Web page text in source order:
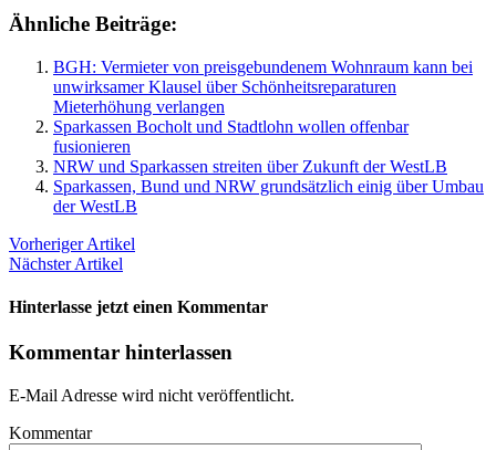
Ähnliche Beiträge:
BGH: Vermieter von preisgebundenem Wohnraum kann bei
unwirksamer Klausel über Schönheitsreparaturen
Mieterhöhung verlangen
Sparkassen Bocholt und Stadtlohn wollen offenbar
fusionieren
NRW und Sparkassen streiten über Zukunft der WestLB
Sparkassen, Bund und NRW grundsätzlich einig über Umbau
der WestLB
Vorheriger Artikel
Nächster Artikel
Hinterlasse jetzt einen Kommentar
Kommentar hinterlassen
E-Mail Adresse wird nicht veröffentlicht.
Kommentar